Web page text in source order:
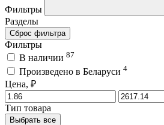
Фильтры
Разделы
Сброс фильтра
Фильтры
В наличии 87
Произведено в Беларуси 4
Цена, ₽
Тип товара
Выбрать все